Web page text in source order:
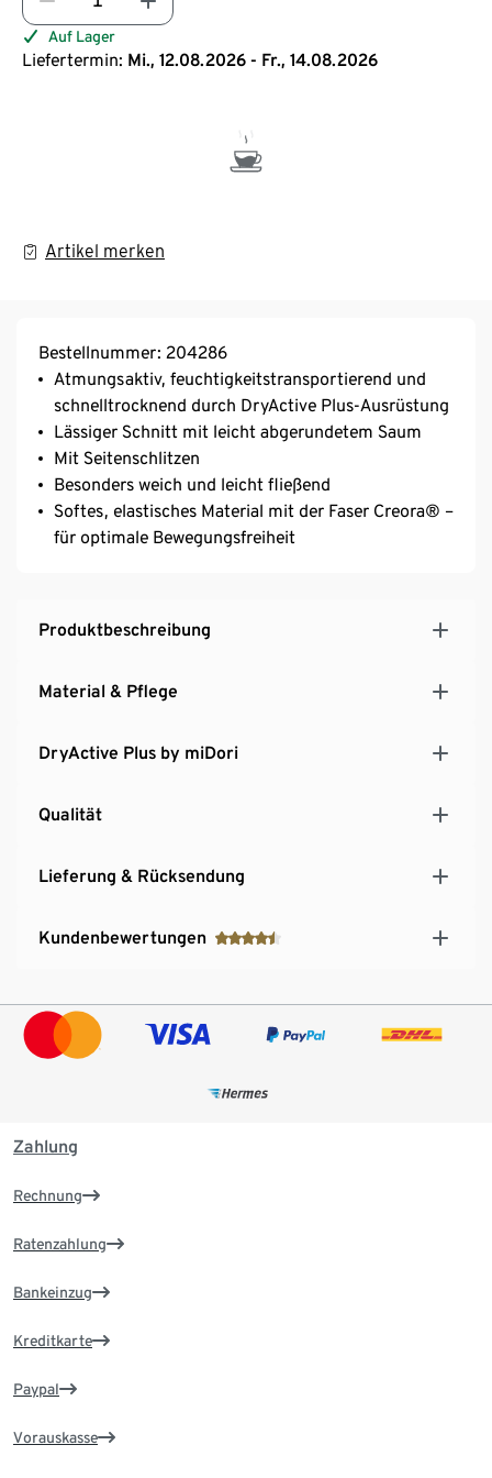
Auf Lager
Liefertermin: Mi., 12.08.2026 - Fr., 14.08.2026
Artikel merken
Bestellnummer: 204286
Atmungsaktiv, feuchtigkeitstransportierend und
schnelltrocknend durch DryActive Plus-Ausrüstung
Lässiger Schnitt mit leicht abgerundetem Saum
Mit Seitenschlitzen
Besonders weich und leicht fließend
Softes, elastisches Material mit der Faser Creora® –
für optimale Bewegungsfreiheit
Produktbeschreibung
Material & Pflege
DryActive Plus by miDori
Qualität
Lieferung & Rücksendung
Kundenbewertungen
Zahlung
Rechnung
Ratenzahlung
Bankeinzug
Kreditkarte
Paypal
Vorauskasse